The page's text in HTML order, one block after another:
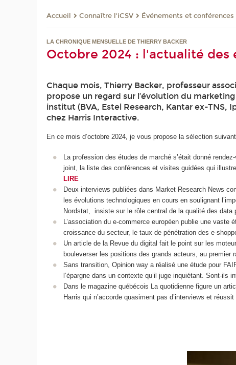
Accueil Connaître l'iCSV Événements et conférences
LA CHRONIQUE MENSUELLE DE THIERRY BACKER
Octobre 2024 : l'actualité
Chaque mois, Thierry Backer, professeur
propose un regard sur l’évolution du
institut (BVA, Estel Research, Kantar ex-TNS,
chez Harris Interactive.
En ce mois d’octobre 2024, je vous propose la sélection
La profession des études de marché s’était donné
joint, la liste des conférences et visites guidées qui
LIRE
Deux interviews publiées dans Market Research News
les évolutions technologiques en cours en soulignant
Nordstat, insiste sur le rôle central de la qualité des data
L’association du e-commerce européen publie une
croissance du secteur, le taux de pénétration des e-
Un article de la Revue du digital fait le point sur les
bouleverser les positions des grands acteurs, au premier
Sans transition, Opinion way a réalisé une étude pour
l’épargne dans un contexte qu’il juge inquiétant. Sont-
Dans le magazine québécois La quotidienne figure un
Harris qui n’accorde quasiment pas d’interviews et